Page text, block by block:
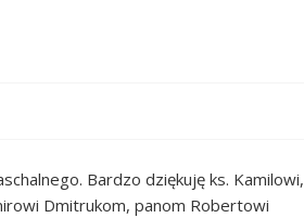
Bardzo dziękuję ks. Kamilowi,
Dmitrukom, panom Robertowi